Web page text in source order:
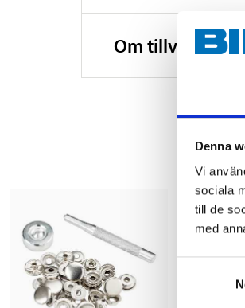
Denna
Vi
sociala
till de
med
Om tillverkaren